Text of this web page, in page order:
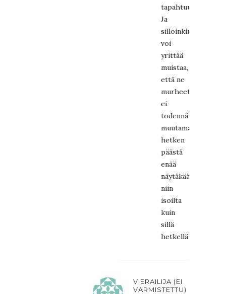
tapahtuu.
Ja
silloinkin
voi
yrittää
muistaa,
että ne
murheet
ei
todennäköisesti
muutaman
hetken
päästä
enää
näytäkään
niin
isoilta
kuin
sillä
hetkellä.
VIERAILIJA (EI
VARMISTETTU)